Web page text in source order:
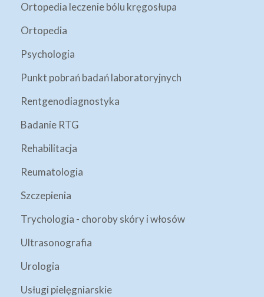
Ortopedia leczenie bólu kręgosłupa
Ortopedia
Psychologia
Punkt pobrań badań laboratoryjnych
Rentgenodiagnostyka
Badanie RTG
Rehabilitacja
Reumatologia
Szczepienia
Trychologia - choroby skóry i włosów
Ultrasonografia
Urologia
Usługi pielęgniarskie